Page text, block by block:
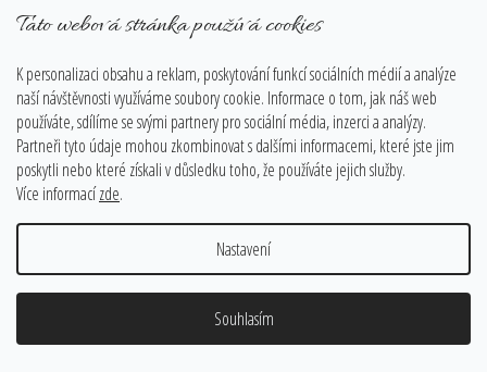
Tato webová stránka používá cookies
K personalizaci obsahu a reklam, poskytování funkcí sociálních médií a analýze
naší návštěvnosti využíváme soubory cookie. Informace o tom, jak náš web
používáte, sdílíme se svými partnery pro sociální média, inzerci a analýzy.
Partneři tyto údaje mohou zkombinovat s dalšími informacemi, které jste jim
poskytli nebo které získali v důsledku toho, že používáte jejich služby.
Více informacízde.
Nastavení
Souhlasím
zdravému sebeprosazování, asertivitě, umění vyjádřit svůj
vlastní názor a nemít výčitky svědomí. Čistí emocionální
zmatek. Při neustálém lpění na budoucnosti pomáhá být tady
a teď. Dodává chuť do života a působí při únavě, nechuti k
práci.
Žlutá je barvou změny, která se dere dopředu za vším novým.
Pokud si stanovíte nějaký cíl, žlutá odstraňuje pochybnosti,
pomůže k cíli snadněji dojít. Podporuje vůli rozvíjet se.
Odstraňuje deprese, zvláště v zimním období, kdy je málo
slunečního svitu. Proto v zimě byste se měli žlutou dostatečně
obklopovat. Pokud někdo trpí změnou přechodu zimního a